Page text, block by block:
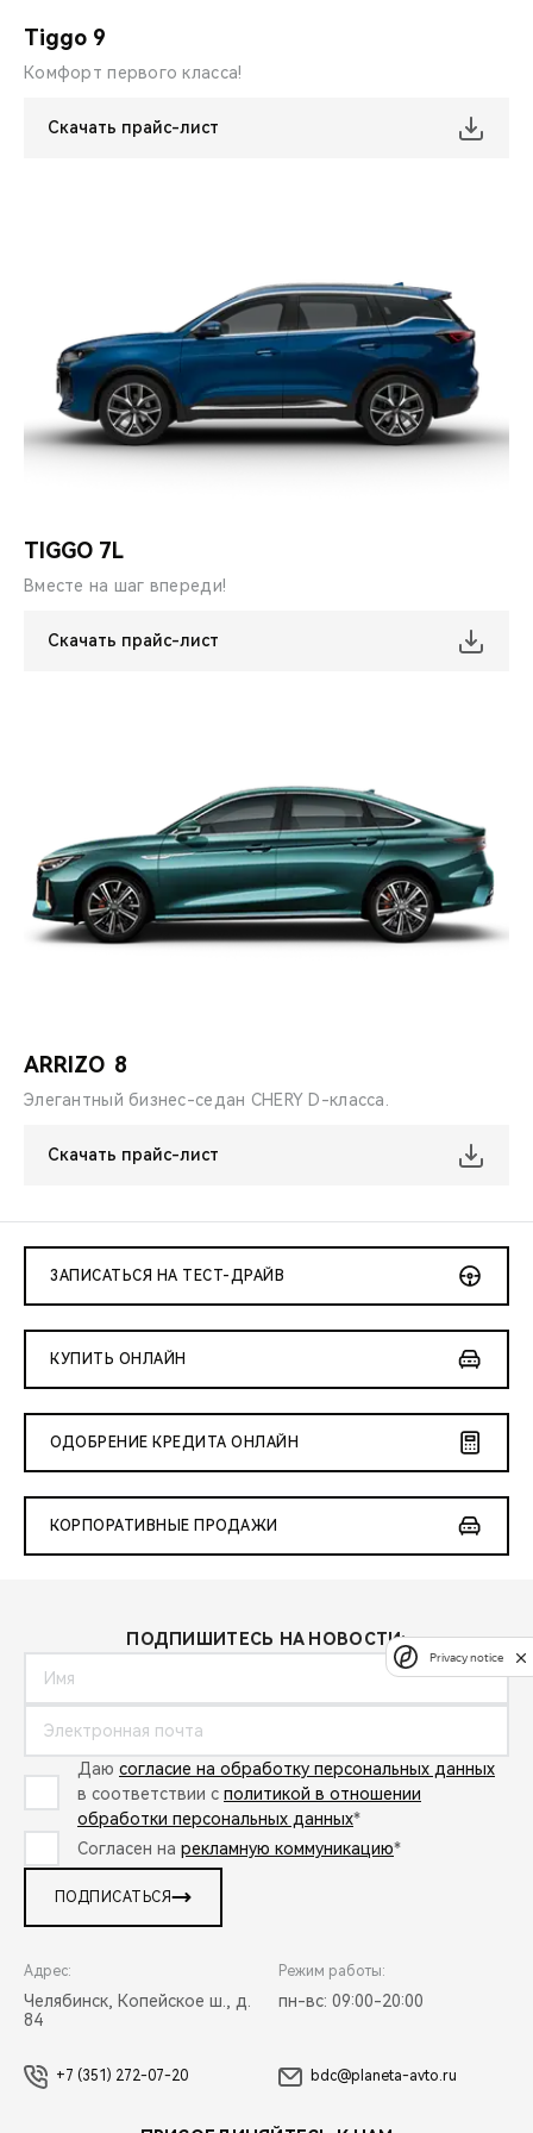
CHERY И СПОРТ
НАШИ МЕРОПРИЯТИЯ
Tiggo 9
Комфорт первого класса!
Скачать прайс-лист
TIGGO 7L
Вместе на шаг впереди!
Скачать прайс-лист
ARRIZO 8
Элегантный бизнес-седан CHERY D-класса.
Скачать прайс-лист
ЗАПИСАТЬСЯ НА ТЕСТ-ДРАЙВ
КУПИТЬ ОНЛАЙН
ОДОБРЕНИЕ КРЕДИТА ОНЛАЙН
КОРПОРАТИВНЫЕ ПРОДАЖИ
ПОДПИШИТЕСЬ НА НОВОСТИ:
Даю согласие на обработку персональных данных
в соответствии с политикой в отношении
обработки персональных данных*
Согласен на рекламную коммуникацию*
ПОДПИСАТЬСЯ
Адрес:
Челябинск, Копейское ш., д.
84
Режим работы:
пн-вс: 09:00-20:00
+7 (351) 272-07-20 bdc@planeta-avto.ru
Privacy notice